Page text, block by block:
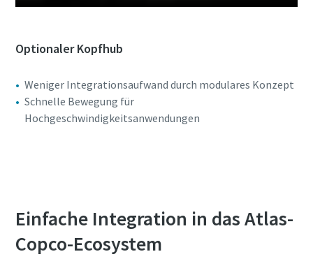
Optionaler Kopfhub
Weniger Integrationsaufwand durch modulares Konzept
Schnelle Bewegung für
Hochgeschwindigkeitsanwendungen
Einfache Integration in das Atlas-
Copco-Ecosystem